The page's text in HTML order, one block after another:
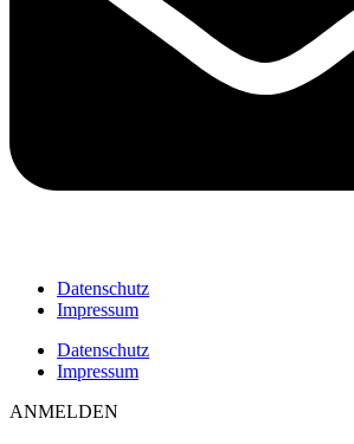
Datenschutz
Impressum
Datenschutz
Impressum
ANMELDEN